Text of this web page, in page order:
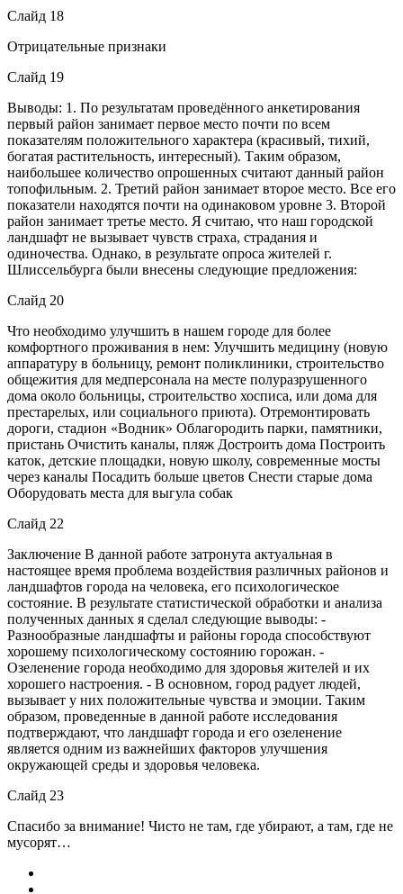
Слайд 18
Отрицательные признаки
Слайд 19
Выводы: 1. По результатам проведённого анкетирования
первый район занимает первое место почти по всем
показателям положительного характера (красивый, тихий,
богатая растительность, интересный). Таким образом,
наибольшее количество опрошенных считают данный район
топофильным. 2. Третий район занимает второе место. Все его
показатели находятся почти на одинаковом уровне 3. Второй
район занимает третье место. Я считаю, что наш городской
ландшафт не вызывает чувств страха, страдания и
одиночества. Однако, в результате опроса жителей г.
Шлиссельбурга были внесены следующие предложения:
Слайд 20
Что необходимо улучшить в нашем городе для более
комфортного проживания в нем: Улучшить медицину (новую
аппаратуру в больницу, ремонт поликлиники, строительство
общежития для медперсонала на месте полуразрушенного
дома около больницы, строительство хосписа, или дома для
престарелых, или социального приюта). Отремонтировать
дороги, стадион «Водник» Облагородить парки, памятники,
пристань Очистить каналы, пляж Достроить дома Построить
каток, детские площадки, новую школу, современные мосты
через каналы Посадить больше цветов Снести старые дома
Оборудовать места для выгула собак
Слайд 22
Заключение В данной работе затронута актуальная в
настоящее время проблема воздействия различных районов и
ландшафтов города на человека, его психологическое
состояние. В результате статистической обработки и анализа
полученных данных я сделал следующие выводы: -
Разнообразные ландшафты и районы города способствуют
хорошему психологическому состоянию горожан. -
Озеленение города необходимо для здоровья жителей и их
хорошего настроения. - В основном, город радует людей,
вызывает у них положительные чувства и эмоции. Таким
образом, проведенные в данной работе исследования
подтверждают, что ландшафт города и его озеленение
является одним из важнейших факторов улучшения
окружающей среды и здоровья человека.
Слайд 23
Спасибо за внимание! Чисто не там, где убирают, а там, где не
мусорят…